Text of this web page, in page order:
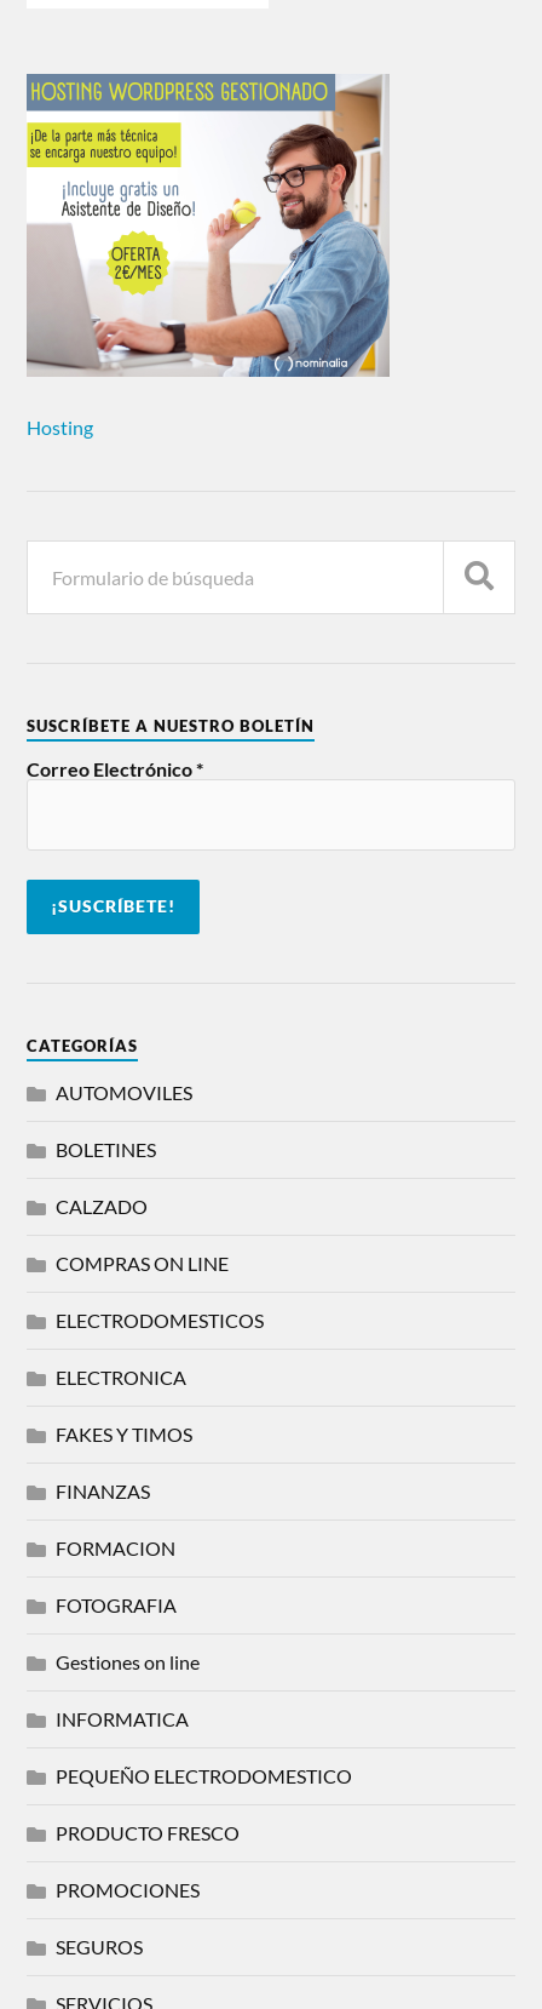
Hosting
SUSCRÍBETE A NUESTRO BOLETÍN
Correo Electrónico*
CATEGORÍAS
AUTOMOVILES
BOLETINES
CALZADO
COMPRAS ON LINE
ELECTRODOMESTICOS
ELECTRONICA
FAKES Y TIMOS
FINANZAS
FORMACION
FOTOGRAFIA
Gestiones on line
INFORMATICA
PEQUEÑO ELECTRODOMESTICO
PRODUCTO FRESCO
PROMOCIONES
SEGUROS
SERVICIOS